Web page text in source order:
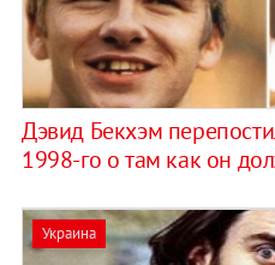
Дэвид Бекхэм
1998-го о там как он
Украина